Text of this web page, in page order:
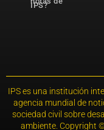
IPS?
IPS es una institución
agencia mundial de
sociedad civil sobre
ambiente. Copyright